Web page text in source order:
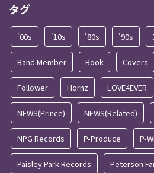
タグ
'00s '10s '80s '90s
Band Member Book Covers
Follower Hornz LOVE4EVER
NEWS(Prince) NEWS(Related)
NPG Records P-Produce P-
Paisley Park Records Peterson